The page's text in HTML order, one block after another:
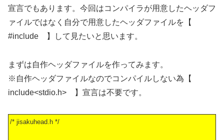
宣言でもあります。今回はコンパイラが用意したヘッダフ
ァイルではなく自分で用意したヘッダファイルを【
#include 】して見たいと思います。
まずは自作ヘッダファイルを作ってみます。
※自作ヘッダファイルなのでコンパイルしない為【
include<stdio.h> 】宣言は不要です。
/* jisakuhead.h */